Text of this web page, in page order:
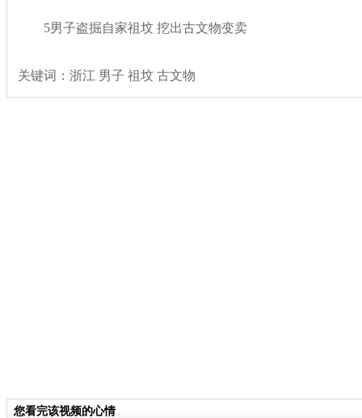
5男子盗掘自家祖坟 挖出古文物变卖
关键词：浙江 男子 祖坟 古文物
您看完该视频的心情